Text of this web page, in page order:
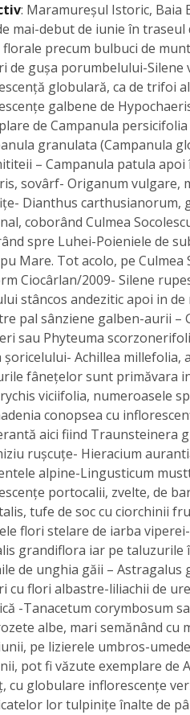
: Maramureșul Istoric, Baia
mai-debut de iunie în
florale precum bulbuci de
de guşa porumbelului-
globulară, ca de trifoi
galbene de
de Campanula
granulata (Campanula
– Campanula patula
sovârf- Origanum vulgare,
Dianthus carthusianorum,
coborând Culmea
spre Luhei-Poieniele de
Mare. Tot acolo, pe
Ciocârlan/2009- Silene
stâncos andezitic apoi in
pal sânziene galben-aurii –
sau Phyteuma
şoricelului- Achillea millefolia,
fâneţelor sunt primăvara
viciifolia, numeroasele
conopsea cu
aici fiind Traunsteinera
ruşcuţe- Hieracium
alpine-Lingusticum
portocalii, zvelte, de
tufe de soc cu ciorchinii
flori stelare de iarba
grandiflora iar pe
de unghia găii – Astragalus
cu flori albastre-liliachii de
-Tanacetum corymbosum
albe, mari semănând cu
pe lizierele umbros-
pot fi văzute exemplare de
cu globulare inflorescenţe
lor tulpiniţe înalte de